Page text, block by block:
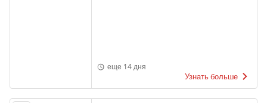
еще 14 дня
Узнать больше